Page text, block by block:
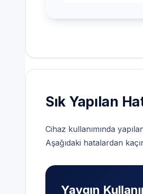
Sık Yapılan
Cihaz kullanımında
Aşağıdaki hatalardan
Yaygın